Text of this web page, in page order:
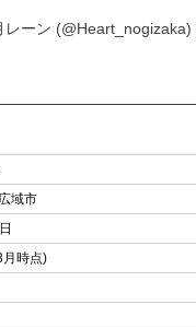
ーン (@Heart_nogizaka)
域市
時点)